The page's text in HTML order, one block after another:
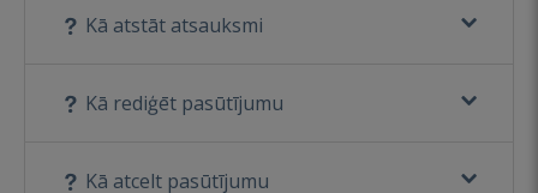
Kā atstāt atsauksmi
Kā rediģēt pasūtījumu
Kā atcelt pasūtījumu